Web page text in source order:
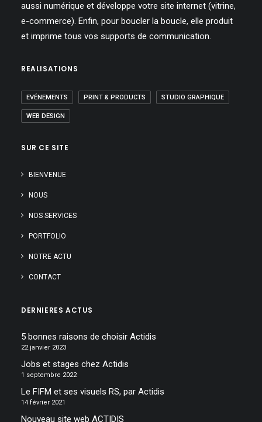
aussi numérique et développe votre site internet (vitrine,
e-commerce). Enfin, pour boucler la boucle, elle produit
et imprime tous vos supports de communication.
REALISATIONS
EVÉNEMENTS PRINT & PRODUCTS STUDIO GRAPHIQUE
WEB DESIGN
SUR CE SITE
BIENVENUE
NOUS
NOS SERVICES
PORTFOLIO
NOTRE ACTU
CONTACT
DERNIERES ACTUS
5 bonnes raisons de choisir Actidis
22 janvier 2023
Jobs et stages chez Actidis
1 septembre 2022
Le FIFM et ses visuels RS, par Actidis
14 février 2021
Nouveau site web ACTIDIS